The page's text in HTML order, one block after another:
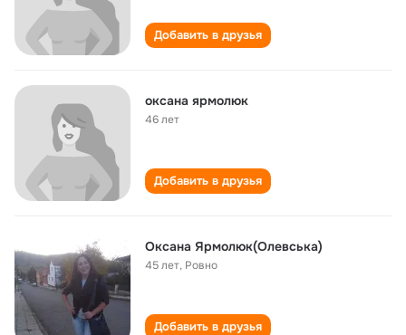
Добавить в друзья
оксана ярмолюк
46 лет
Добавить в друзья
Оксана Ярмолюк(Олевська)
45 лет, Ровно
Добавить в друзья